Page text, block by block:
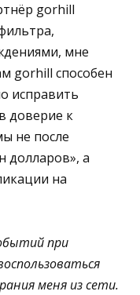
gorhill
мне
gorhill способен
исправить
доверие к
не после
долларов», а
на
при
меня из сети.